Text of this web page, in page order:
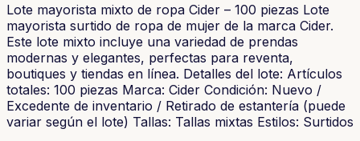
Lote mayorista mixto de ropa Cider – 100 piezas Lote
mayorista surtido de ropa de mujer de la marca Cider.
Este lote mixto incluye una variedad de prendas
modernas y elegantes, perfectas para reventa,
boutiques y tiendas en línea. Detalles del lote: Artículos
totales: 100 piezas Marca: Cider Condición: Nuevo /
Excedente de inventario / Retirado de estantería (puede
variar según el lote) Tallas: Tallas mixtas Estilos: Surtidos